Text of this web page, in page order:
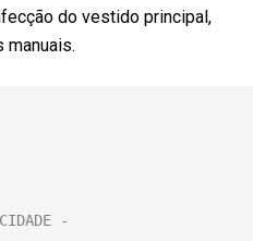
do vestido principal,
manuais.